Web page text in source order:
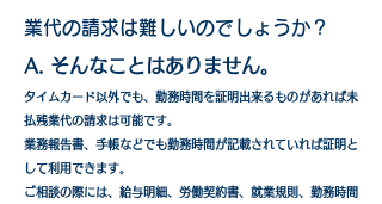
業代の請求は難しいのでしょうか？
A. そんなことはありません。
タイムカード以外でも、勤務時間を証明出来るものがあれば未
払残業代の請求は可能です。
業務報告書、手帳などでも勤務時間が記載されていれば証明と
して利用できます。
​ご相談の際には、給与明細、労働契約書、就業規則、勤務時間